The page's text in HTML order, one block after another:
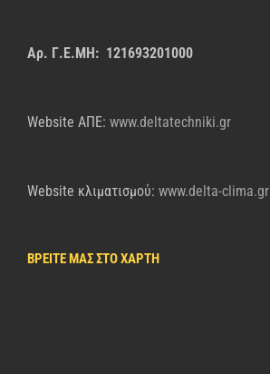
Αρ. Γ.Ε.ΜΗ: 121693201000
Website AΠΕ: www.deltatechniki.gr
Website κλιματισμού: www.delta-clima.gr
ΒΡΕΙΤΕ ΜΑΣ ΣΤΟ ΧΑΡΤΗ